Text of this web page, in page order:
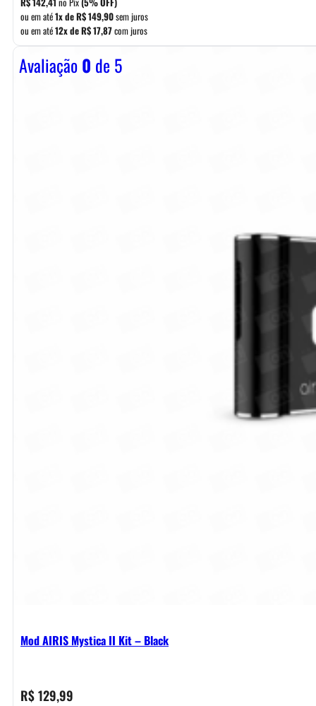
era:
R$ 169,90.
é:
R$ 149,90.
ou em até1x deR$149,90sem juros
ou em até12x deR$17,87com juros
Avaliação0 de 5
Mod AIRIS Mystica II Kit – Black
R$129,99